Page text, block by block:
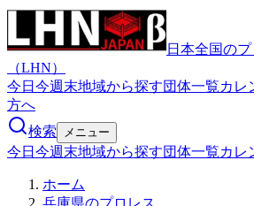
日本全国の
（LHN）
今日 今週末地域から探す団体一覧カレ
方へ
検索
メニュー
今日 今週末地域から探す団体一覧カレ
ホーム
兵庫県のプロレス